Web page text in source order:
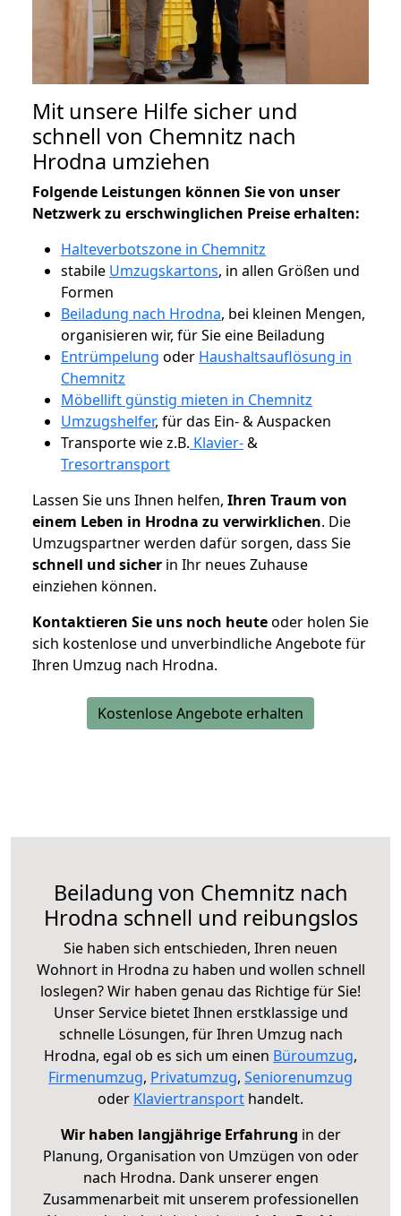
Mit unsere Hilfe sicher und
schnell von Chemnitz nach
Hrodna umziehen
Folgende Leistungen können Sie von unser
Netzwerk zu erschwinglichen Preise erhalten:
Halteverbotszone in Chemnitz
stabile Umzugskartons, in allen Größen und
Formen
Beiladung nach Hrodna, bei kleinen Mengen,
organisieren wir, für Sie eine Beiladung
Entrümpelung oder Haushaltsauflösung in
Chemnitz
Möbellift günstig mieten in Chemnitz
Umzugshelfer, für das Ein- & Auspacken
Transporte wie z.B. Klavier-&
Tresortransport
Lassen Sie uns Ihnen helfen, Ihren Traum von
einem Leben in Hrodna zu verwirklichen. Die
Umzugspartner werden dafür sorgen, dass Sie
schnell und sicher in Ihr neues Zuhause
einziehen können.
Kontaktieren Sie uns noch heuteoder holen Sie
sich kostenlose und unverbindliche Angebote für
Ihren Umzug nach Hrodna.
Kostenlose Angebote erhalten
Beiladung von Chemnitz nach
Hrodna schnell und reibungslos
Sie haben sich entschieden, Ihren neuen
Wohnort in Hrodna zu haben und wollen schnell
loslegen? Wir haben genau das Richtige für Sie!
Unser Service bietet Ihnen erstklassige und
schnelle Lösungen, für Ihren Umzug nach
Hrodna, egal ob es sich um einen Büroumzug,
Firmenumzug, Privatumzug, Seniorenumzug
oder Klaviertransport handelt.
Wir haben langjährige Erfahrung in der
Planung, Organisation von Umzügen von oder
nach Hrodna. Dank unserer engen
Zusammenarbeit mit unserem professionellen